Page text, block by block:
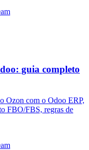
guia completo
Ozon com o Odoo ERP,
FBO/FBS, regras de